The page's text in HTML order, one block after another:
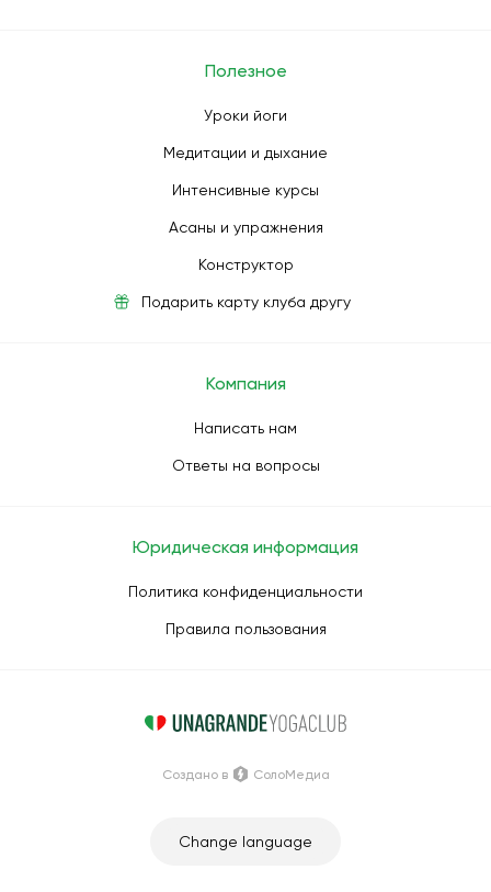
Полезное
Уроки йоги
Медитации и дыхание
Интенсивные курсы
Асаны и упражнения
Конструктор
Подарить карту клуба другу
Компания
Написать нам
Ответы на вопросы
Юридическая информация
Политика конфиденциальности
Правила пользования
Change language
Создано в СолоМедиа